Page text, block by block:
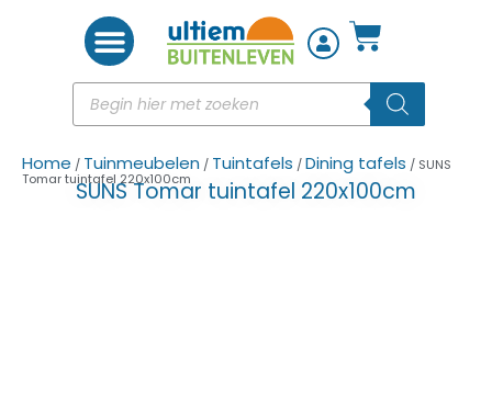
Home / Tuinmeubelen / Tuintafels /Dining tafels / SUNS
Tomar tuintafel 220x100cm
SUNS Tomar tuintafel 220x100cm